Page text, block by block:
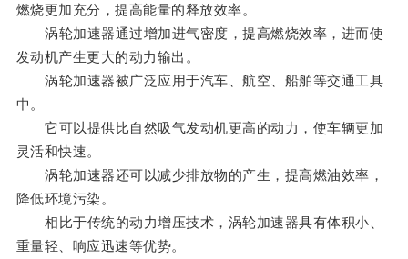
燃烧更加充分，提高能量的释放效率。
涡轮加速器通过增加进气密度，提高燃烧效率，进而使
发动机产生更大的动力输出。
涡轮加速器被广泛应用于汽车、航空、船舶等交通工具
中。
它可以提供比自然吸气发动机更高的动力，使车辆更加
灵活和快速。
涡轮加速器还可以减少排放物的产生，提高燃油效率，
降低环境污染。
相比于传统的动力增压技术，涡轮加速器具有体积小、
重量轻、响应迅速等优势。